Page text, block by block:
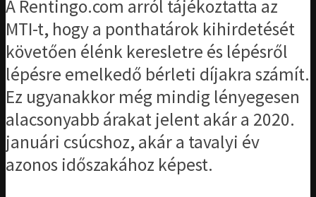
A Rentingo.com arról tájékoztatta az
MTI-t, hogy a ponthatárok kihirdetését
követően élénk keresletre és lépésről
lépésre emelkedő bérleti díjakra számít.
Ez ugyanakkor még mindig lényegesen
alacsonyabb árakat jelent akár a 2020.
januári csúcshoz, akár a tavalyi év
azonos időszakához képest.